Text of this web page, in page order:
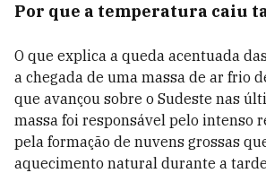
Por que a temperatura caiu
O que explica a queda acentuada
a chegada de uma massa de ar frio
que avançou sobre o Sudeste nas
massa foi responsável pelo intenso
pela formação de nuvens grossas
aquecimento natural durante a